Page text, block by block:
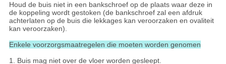
Houd de buis niet in een bankschroef op de plaats waar deze in
de koppeling wordt gestoken (de bankschroef zal een afdruk
achterlaten op de buis die lekkages kan veroorzaken en ovaliteit
kan veroorzaken).
Enkele voorzorgsmaatregelen die moeten worden genomen
1. Buis mag niet over de vloer worden gesleept.